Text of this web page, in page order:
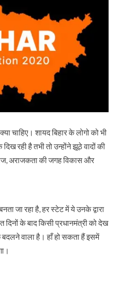
चाहिए। शायद बिहार के लोगो को भी
रही है तभी तो उन्होंने झूठे वादों की
अराजकता की जगह विकास और
जा रहा है, हर स्टेट में ये उनके द्वारा
दिनों के बाद किसी प्रधानमंत्री को देख
वाला है। हाँ हो सकता हैं इसमें